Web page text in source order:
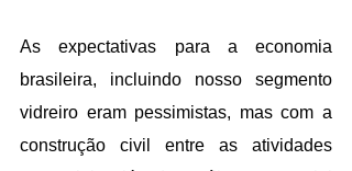
As expectativas para a economia
brasileira, incluindo nosso segmento
vidreiro eram pessimistas, mas com a
construção civil entre as atividades